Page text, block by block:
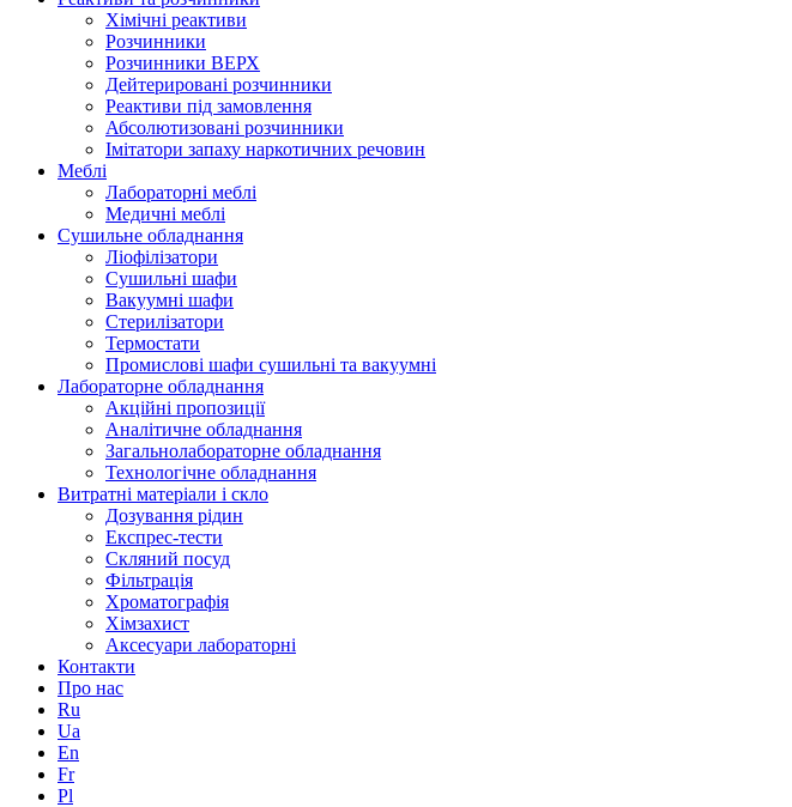
Хімічні реактиви
Розчинники
Розчинники ВЕРХ
Дейтерировані розчинники
Реактиви під замовлення
Абсолютизовані розчинники
Імітатори запаху наркотичних речовин
Меблі
Лабораторні меблі
Медичні меблі
Сушильне обладнання
Ліофілізатори
Сушильні шафи
Вакуумні шафи
Стерилізатори
Термостати
Промислові шафи сушильні та вакуумні
Лабораторне обладнання
Акційні пропозиції
Аналітичне обладнання
Загальнолабораторне обладнання
Технологічне обладнання
Витратні матеріали і скло
Дозування рідин
Експрес-тести
Скляний посуд
Фільтрація
Хроматографія
Хімзахист
Аксесуари лабораторні
Контакти
Про нас
Ru
Ua
En
Fr
Pl